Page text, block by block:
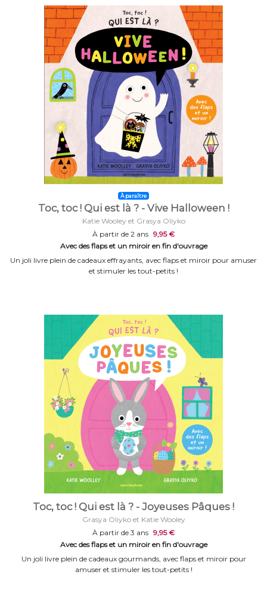
À paraître
Toc, toc ! Qui est là ? - Vive Halloween !
Katie Wooley et Grasya Oliyko
À partir de 2 ans 9,95 €
Avec des flaps et un miroir en fin d'ouvrage
Un joli livre plein de cadeaux effrayants, avec flaps et miroir pour amuser
et stimuler les tout-petits !
Toc, toc ! Qui est là ? - Joyeuses Pâques !
Grasya Oliyko et Katie Wooley
À partir de 3 ans 9,95 €
Avec des flaps et un miroir en fin d'ouvrage
Un joli livre plein de cadeaux gourmands, avec flaps et miroir pour
amuser et stimuler les tout-petits !